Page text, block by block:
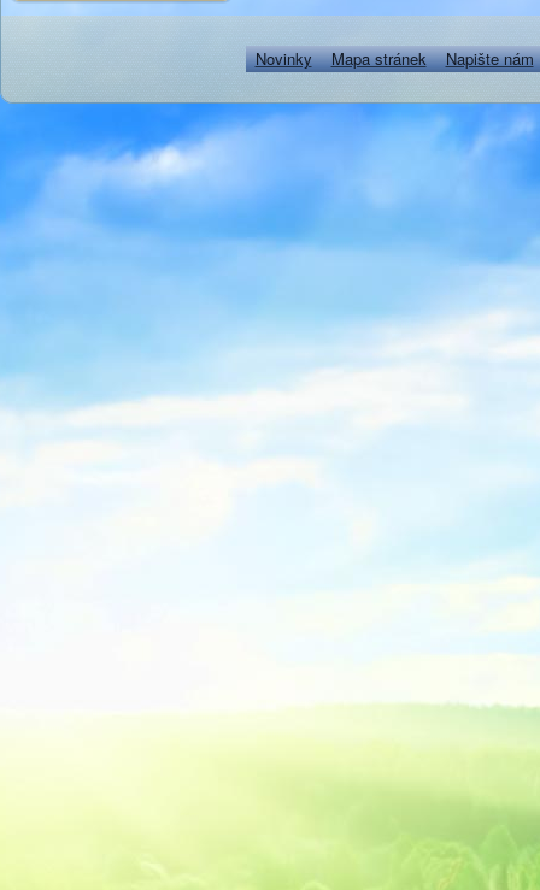
Novinky Mapa stránek Napište nám